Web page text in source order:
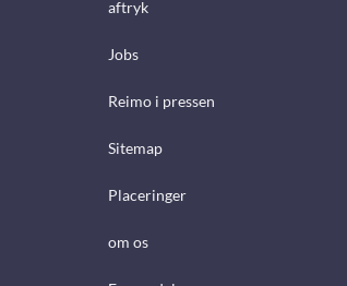
aftryk
Jobs
Reimo i pressen
Sitemap
Placeringer
om os